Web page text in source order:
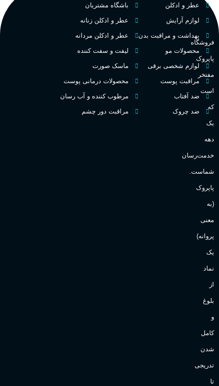
طبع تلخ
غلظت
اکسترکت دو پرفیوم
گروه بویایی میوه ای
مناسب برای
آقایان
میوه‌ها و مرکبات، وانیل،
فروشگاه
پاپروک
مفتخر
است
که
یک
دهه
خدمت‌رسان
شماست.
پاپروک
(به
معنی
پروانه)
یک
نماد
از
بلوغ
و
کامل
شدن
تدریجی
تا
عطر و ادکلن
لوازم آرایش
بهداشت و مراقبت بدن
محصولات مو
لوازم شخصی برقی
مراقبت پوست
ضد آفتاب
ضد چروک
باشگاه مشتریان
عطر و ادکلن زنانه
عطر و ادکلن مردانه
لیفت و سفت کننده
ماسک صورت
محصولات درمانی پوست
مرطوب کننده و آب رسان
مراقبت دور چشم